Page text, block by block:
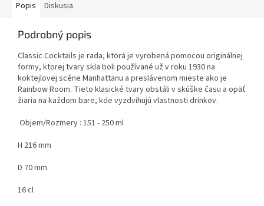
Popis Diskusia
Podrobný popis
Classic Cocktails je rada, ktorá je vyrobená pomocou originálnej
formy, ktorej tvary skla boli používané už v roku 1930 na
koktejlovej scéne Manhattanu a preslávenom mieste ako je
Rainbow Room. Tieto klasické tvary obstáli v skúške času a opäť
žiaria na každom bare, kde vyzdvihujú vlastnosti drinkov.
Objem/Rozmery : 151 - 250 ml
H 216 mm
D 70 mm
16 cl